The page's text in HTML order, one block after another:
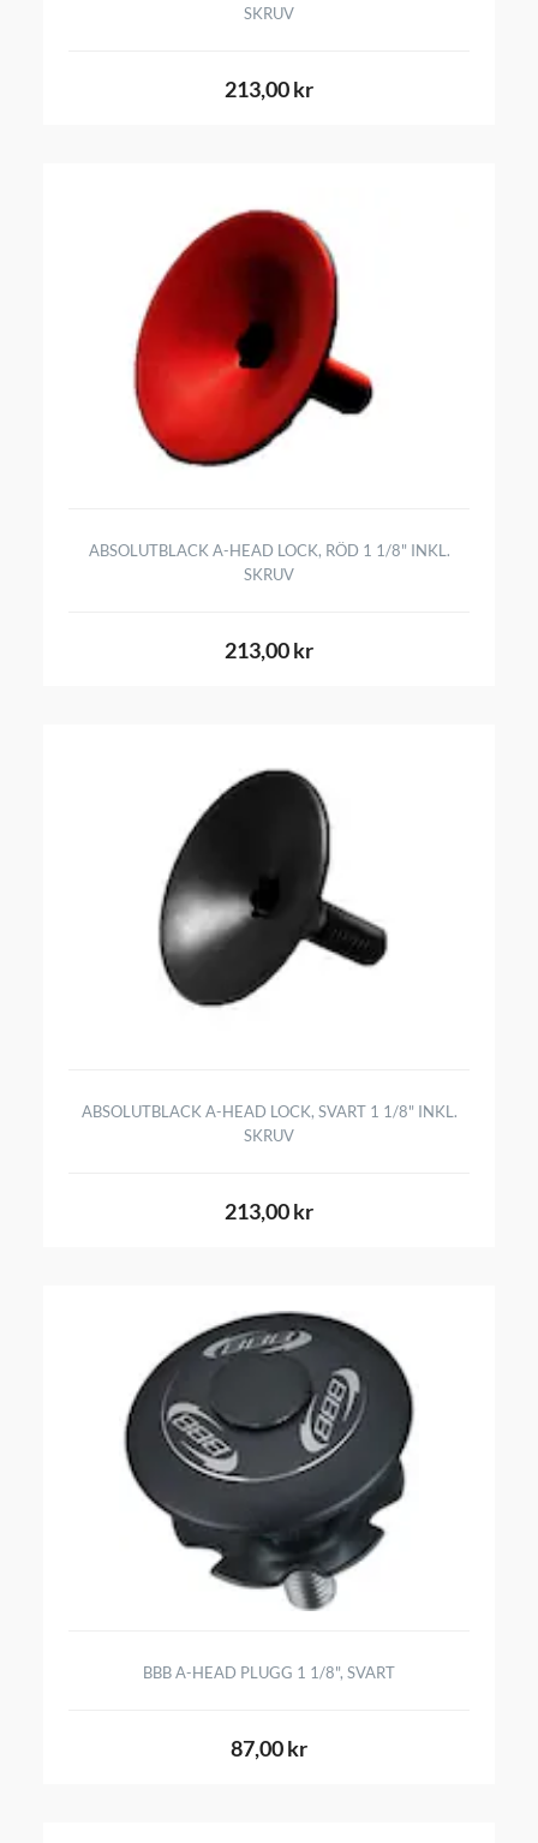
SKRUV
213,00 kr
ABSOLUTBLACK A-HEAD LOCK, RÖD 1 1/8" INKL.
SKRUV
213,00 kr
ABSOLUTBLACK A-HEAD LOCK, SVART 1 1/8" INKL.
SKRUV
213,00 kr
BBB A-HEAD PLUGG 1 1/8", SVART
87,00 kr